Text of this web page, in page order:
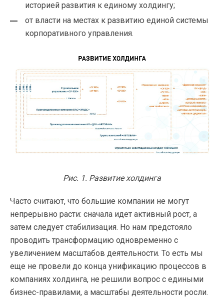
историей развития к единому холдингу;
от власти на местах к развитию единой системы
корпоративного управления.
Рис. 1. Развитие холдинга
Часто считают, что большие компании не могут
непрерывно расти: сначала идет активный рост, а
затем следует стабилизация. Но нам предстояло
проводить трансформацию одновременно с
увеличением масштабов деятельности. То есть мы
еще не провели до конца унификацию процессов в
компаниях холдинга, не решили вопрос с едиными
бизнес-правилами, а масштабы деятельности росли.